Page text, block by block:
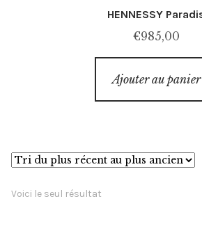
HENNESSY
€985,00
Ajouter au panier
Voici le seul résultat